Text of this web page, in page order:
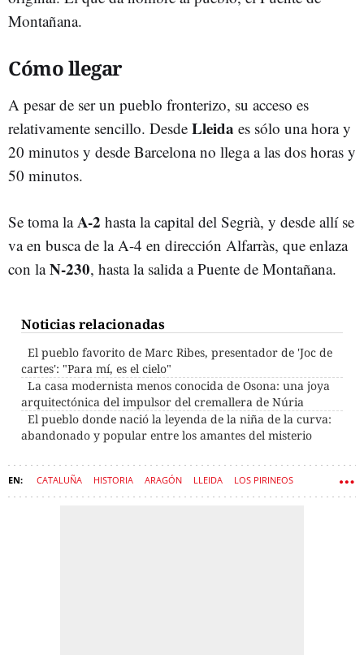
Montañana.
Cómo llegar
A pesar de ser un pueblo fronterizo, su acceso es
relativamente sencillo. Desde Lleida es sólo una hora y
20 minutos y desde Barcelona no llega a las dos horas y
50 minutos.
Se toma laA-2 hasta la capital del Segrià, y desde allí se
va en busca de la A-4 en dirección Alfarràs, que enlaza
con laN-230, hasta la salida a Puente de Montañana.
Noticias relacionadas
El pueblo favorito de Marc Ribes, presentador de 'Joc de
cartes': "Para mí, es el cielo"
La casa modernista menos conocida de Osona: una joya
arquitectónica del impulsor del cremallera de Núria
El pueblo donde nació la leyenda de la niña de la curva:
abandonado y popular entre los amantes del misterio
CATALUÑA HISTORIA ARAGÓN LLEIDA LOS PIRINEOS